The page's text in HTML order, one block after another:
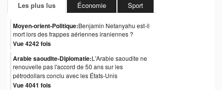
Les plus lus Économie Sport
Moyen-orient-Politique:Benjamin Netanyahu est-il
mort lors des frappes aériennes iraniennes ?
Vue 4242 fois
Arabie saoudite-Diplomatie:L'Arabie saoudite ne
renouvelle pas l'accord de 50 ans sur les
pétrodollars conclu avec les États-Unis
Vue 4041 fois